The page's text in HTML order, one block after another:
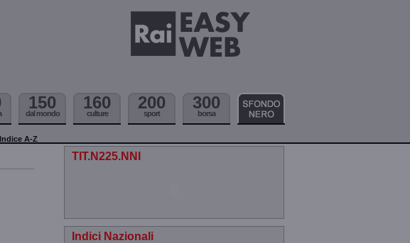
150
dal mondo
160
culture
200
sport
300
borsa
Indice A-Z
TIT.N225.NNI
Indici Nazionali